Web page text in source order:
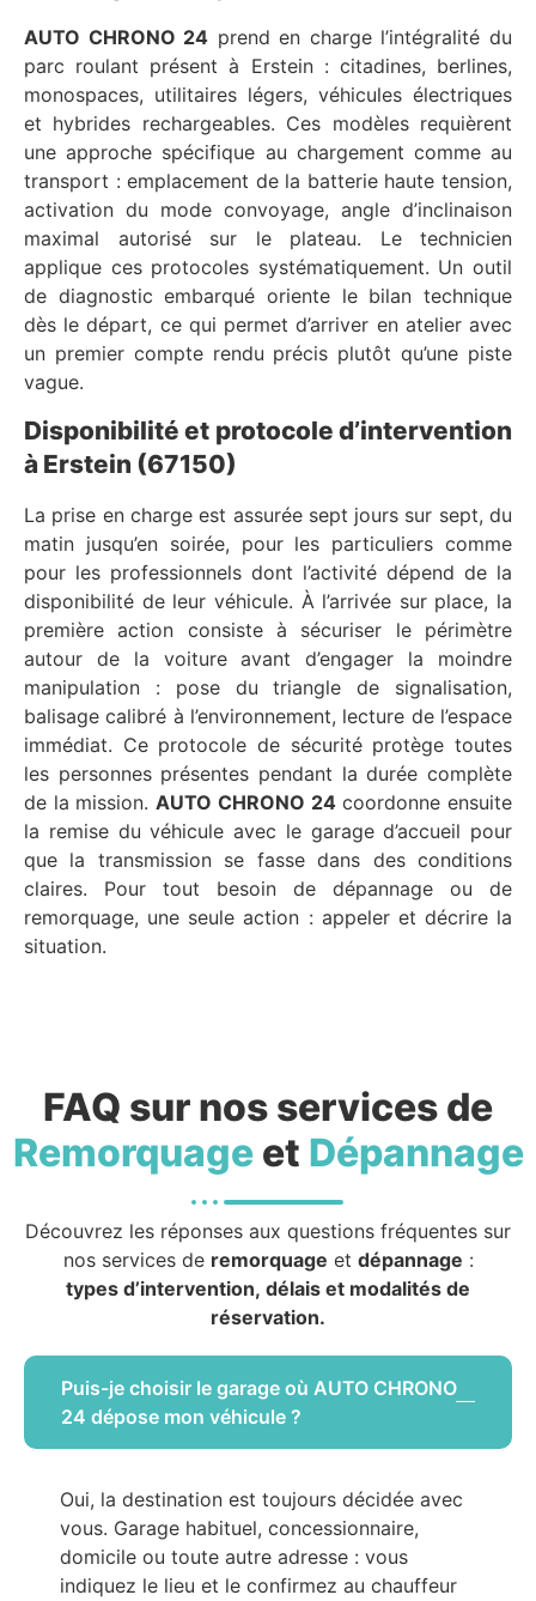
AUTO CHRONO 24 prend en charge l’intégralité du
parc roulant présent à Erstein : citadines, berlines,
monospaces, utilitaires légers, véhicules électriques
et hybrides rechargeables. Ces modèles requièrent
une approche spécifique au chargement comme au
transport : emplacement de la batterie haute tension,
activation du mode convoyage, angle d’inclinaison
maximal autorisé sur le plateau. Le technicien
applique ces protocoles systématiquement. Un outil
de diagnostic embarqué oriente le bilan technique
dès le départ, ce qui permet d’arriver en atelier avec
un premier compte rendu précis plutôt qu’une piste
vague.
Disponibilité et protocole d’intervention
à Erstein (67150)
La prise en charge est assurée sept jours sur sept, du
matin jusqu’en soirée, pour les particuliers comme
pour les professionnels dont l’activité dépend de la
disponibilité de leur véhicule. À l’arrivée sur place, la
première action consiste à sécuriser le périmètre
autour de la voiture avant d’engager la moindre
manipulation : pose du triangle de signalisation,
balisage calibré à l’environnement, lecture de l’espace
immédiat. Ce protocole de sécurité protège toutes
les personnes présentes pendant la durée complète
de la mission.AUTO CHRONO 24coordonne ensuite
la remise du véhicule avec le garage d’accueil pour
que la transmission se fasse dans des conditions
claires. Pour tout besoin de dépannage ou de
remorquage, une seule action : appeler et décrire la
situation.
FAQ sur nos services de
Remorquageet Dépannage
Découvrez les réponses aux questions fréquentes sur
nos services de remorquage et dépannage :
types d’intervention, délais et modalités de
réservation.
Puis-je choisir le garage où AUTO CHRONO
24 dépose mon véhicule ?
Oui, la destination est toujours décidée avec
vous. Garage habituel, concessionnaire,
domicile ou toute autre adresse : vous
indiquez le lieu et le confirmez au chauffeur